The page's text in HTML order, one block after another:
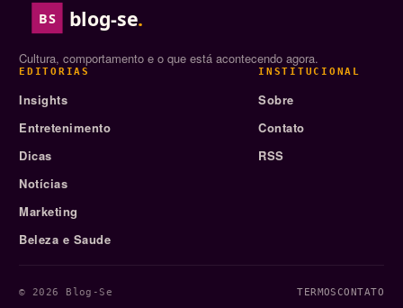
BS blog-se.
Cultura, comportamento e o que está acontecendo agora.
EDITORIAS
Insights
Entretenimento
Dicas
Notícias
Marketing
Beleza e Saude
INSTITUCIONAL
Sobre
Contato
RSS
© 2026 Blog-Se TERMOSCONTATO